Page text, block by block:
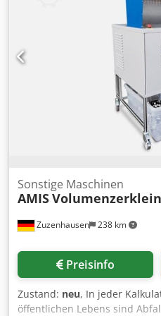
Reinigungs- und
Komponenten, kurze
Zuzenhausen 238 km
Sonstige Maschinen
AMIS
Preisinfo
Zustand: neu, In jeder
öffentlichen Lebens sind